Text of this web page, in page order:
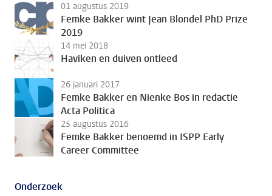
01 augustus 2019
Femke Bakker wint Jean Blondel PhD Prize
2019
14 mei 2018
Haviken en duiven ontleed
26 januari 2017
Femke Bakker en Nienke Bos in redactie
Acta Politica
25 augustus 2016
Femke Bakker benoemd in ISPP Early
Career Committee
Onderzoek